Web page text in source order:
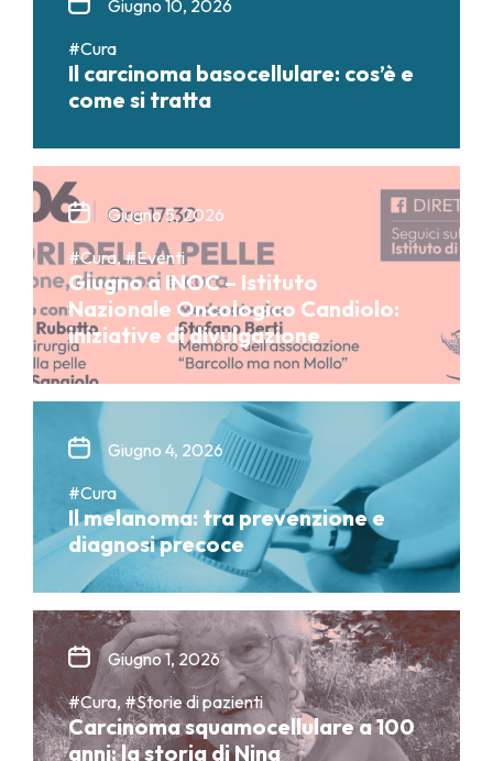
Giugno 10, 2026
#Cura
Il carcinoma basocellulare: cos’è e
come si tratta
Giugno 5, 2026
#Cura, #Eventi
Giugno a INOC – Istituto
Nazionale Oncologico Candiolo:
iniziative di divulgazione
Giugno 4, 2026
#Cura
Il melanoma: tra prevenzione e
diagnosi precoce
Giugno 1, 2026
#Cura, #Storie di pazienti
Carcinoma squamocellulare a 100
anni: la storia di Nina